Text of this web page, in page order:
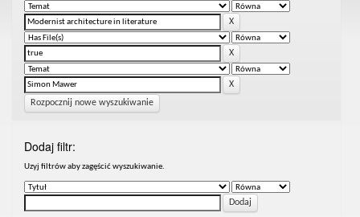
Rozpocznij nowe wyszukiwanie
Dodaj filtr:
Uzyj filtrów aby zagęścić wyszukiwanie.